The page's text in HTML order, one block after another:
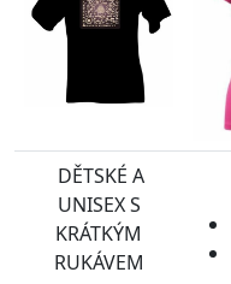
DĚTSKÉ A
UNISEX S
KRÁTKÝM
RUKÁVEM